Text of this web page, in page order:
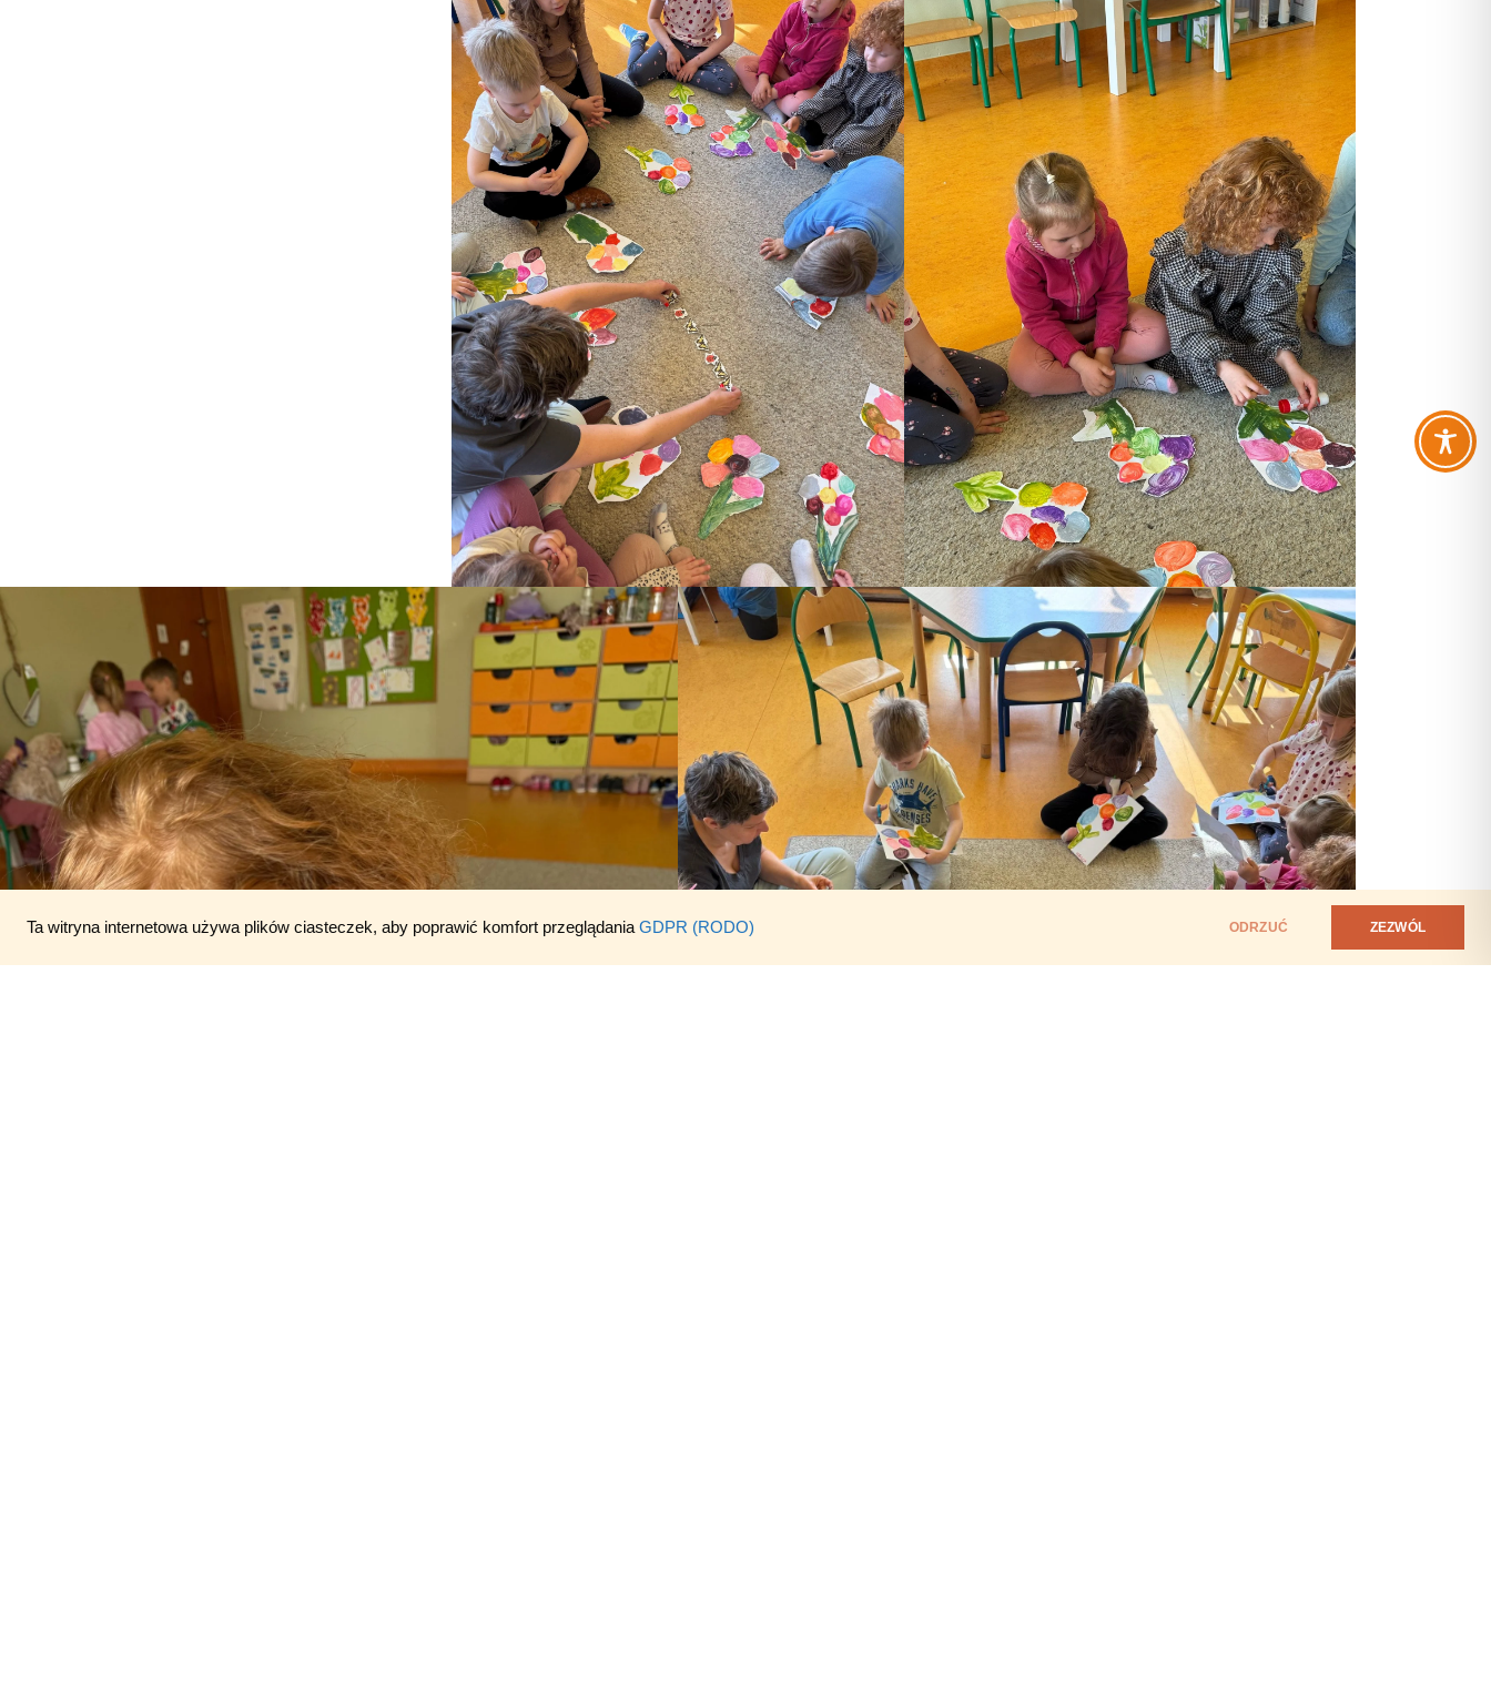
Ta witryna internetowa używa plików ciasteczek, aby poprawić komfort przeglądania GDPR (RODO) ODRZUĆ ZEZWÓL